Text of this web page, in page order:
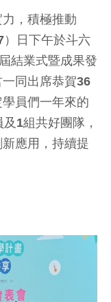
，積極推動
）日下午於斗六
結業式暨成果發
同出席恭賀36
員們一年來的
1組共好團隊，
應用，持續提